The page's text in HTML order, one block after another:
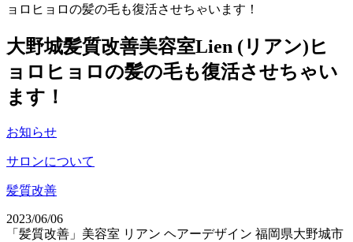
ョロヒョロの髪の毛も復活させちゃいます！
大野城髪質改善美容室Lien (リアン)ヒ
ョロヒョロの髪の毛も復活させちゃい
ます！
お知らせ
サロンについて
髪質改善
2023/06/06
「髪質改善」美容室 リアン ヘアーデザイン 福岡県大野城市